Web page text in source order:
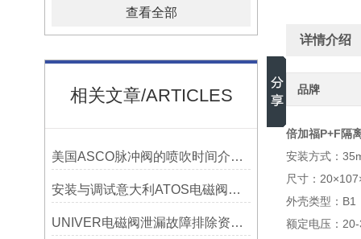
查看全部
相关文章/ARTICLES
美国ASCO脉冲阀的喷吹时间介绍资料有哪些？
安装与调试意大利ATOS电磁阀的步骤
UNIVER电磁阀泄漏故障排除资料说明书分为哪些
详情介绍
品牌
倍加福P+F隔
安装方式：
尺寸：
外壳类型：B1
额定电压：